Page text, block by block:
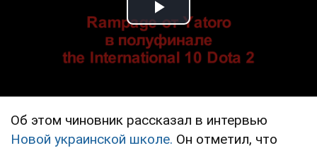
Play Video
Об этом чиновник рассказал в интервью
Новой украинской школе. Он отметил, что